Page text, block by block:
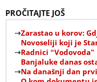
PROČITAJTE JOŠ
Zarastao u korov:
Novoseliji koji je
Radnici
Banjaluke danas
Na današnji dan